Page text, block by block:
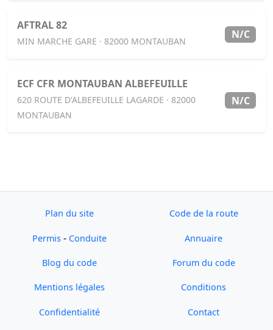
AFTRAL 82
MIN MARCHE GARE · 82000 MONTAUBAN
N/C
ECF CFR MONTAUBAN ALBEFEUILLE
620 ROUTE D'ALBEFEUILLE LAGARDE · 82000
MONTAUBAN
N/C
Plan du site Code de la route
Permis - Conduite Annuaire
Blog du code Forum du code
Mentions légales Conditions
Confidentialité Contact